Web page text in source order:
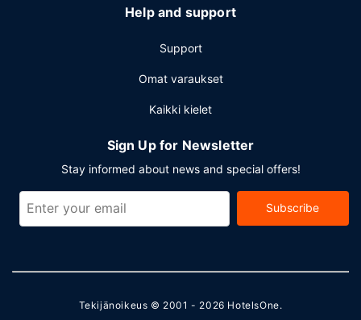
Help and support
Support
Omat varaukset
Kaikki kielet
Sign Up for Newsletter
Stay informed about news and special offers!
Subscribe
Tekijänoikeus © 2001 - 2026 HotelsOne.